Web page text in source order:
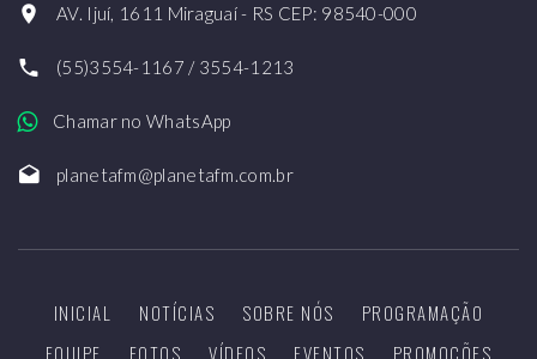
AV. Ijuí, 1611 Miraguaí - RS CEP: 98540-000
(55)3554-1167 / 3554-1213
Chamar no WhatsApp
planetafm@planetafm.com.br
INICIAL NOTÍCIAS SOBRE NÓS
PROGRAMAÇÃO
EQUIPE
FOTOS VÍDEOS EVENTOS PROMOÇÕES